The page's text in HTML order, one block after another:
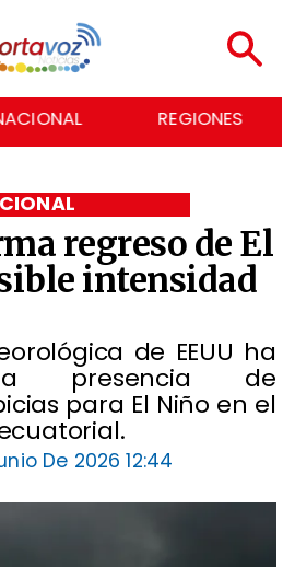
REGIONES ECONOMÍA
regreso de El
intensidad
de EEUU ha
presencia de
para El Niño en el
De 2026 12:44